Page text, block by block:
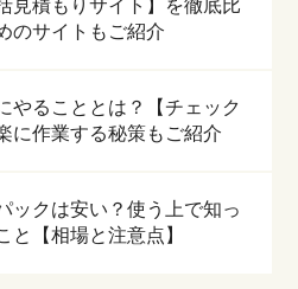
見積もりサイト】を徹底比
のサイトもご紹介
やることとは？【チェック
に作業する秘策もご紹介
ックは安い？使う上で知っ
と【相場と注意点】